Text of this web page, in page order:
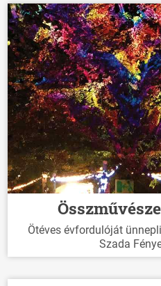
Ötéves évfordulóját
Szada